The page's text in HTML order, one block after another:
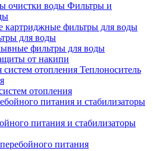
Фильтры и
картриджные фильтры для воды
для воды
фильтры для воды
от накипи
Теплоноситель
отопления
питания и стабилизаторы
питания